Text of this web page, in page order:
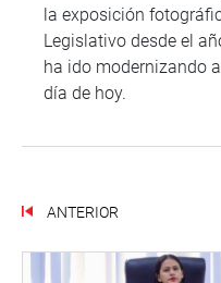
la exposición
Legislativo desde el
ha ido modernizando
día de hoy.
ANTERIOR